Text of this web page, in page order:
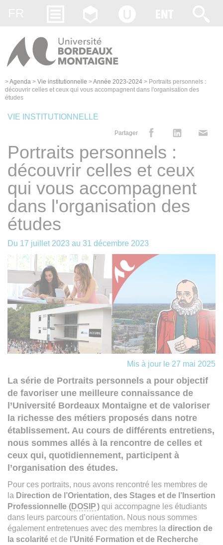
>Agenda > Vie institutionnelle >Année 2023-2024 > Portraits personnels :
découvrir celles et ceux qui vous accompagnent dans l'organisation des
études
VIE INSTITUTIONNELLE
Partager
Portraits personnels :
découvrir celles et ceux
qui vous accompagnent
dans l'organisation des
études
Du 17 juillet 2023 au 31 décembre 2023
Mis à jour le 27 mai 2025
La série de Portraits personnels a pour objectif
de favoriser une meilleure connaissance de
l’Université Bordeaux Montaigne et de valoriser
la richesse des métiers proposés dans notre
établissement. Au cours de différents entretiens,
nous sommes allés à la rencontre de celles et
ceux qui, quotidiennement, participent à
l’organisation des études.
Pour ces portraits, nous avons rencontré les membres de
la Direction de l’Orientation, des Stages et de l’Insertion
Professionnelle (DOSIP)qui accompagne les étudiants
dans leurs parcours d’orientation. Nous nous sommes
également entretenues avec des membres la direction de
la scolarité et de l’Unité Formation et de Recherche